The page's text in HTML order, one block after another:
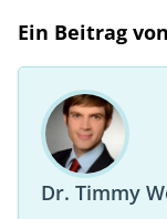
Ein Beitrag
Dr. Timmy